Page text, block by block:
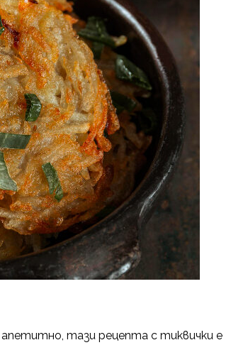
тази рецепта с тиквички е